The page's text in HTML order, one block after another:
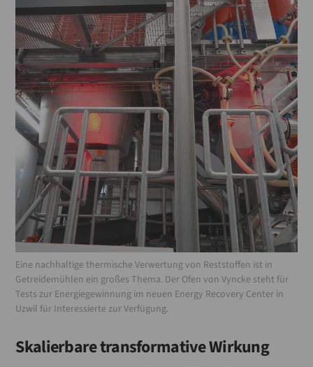
Eine nachhaltige thermische Verwertung von Reststoffen ist in
Getreidemühlen ein großes Thema. Der Ofen von Vyncke steht für
Tests zur Energiegewinnung im neuen Energy Recovery Center in
Uzwil für Interessierte zur Verfügung.
Skalierbare transformative Wirkung